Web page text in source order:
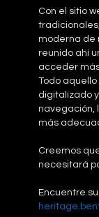
Con el sitio
moderna de
reunido ahí
acceder
Todo
digitalizado
navegación,
más
Creemos
necesitará
Encuentre